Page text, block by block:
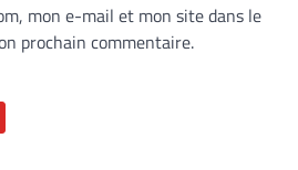
mon e-mail et mon site dans le
prochain commentaire.